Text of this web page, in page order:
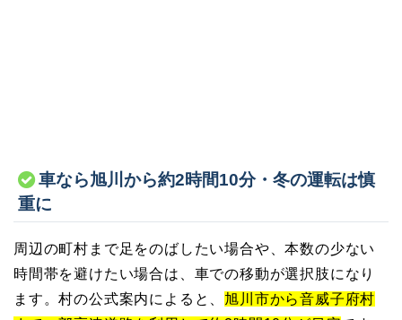
車なら旭川から約2時間10分・冬の運転は慎
重に
周辺の町村まで足をのばしたい場合や、本数の少ない
時間帯を避けたい場合は、車での移動が選択肢になり
ます。村の公式案内によると、 旭川市から音威子府村